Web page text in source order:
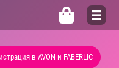
в AVON и FABERLIC